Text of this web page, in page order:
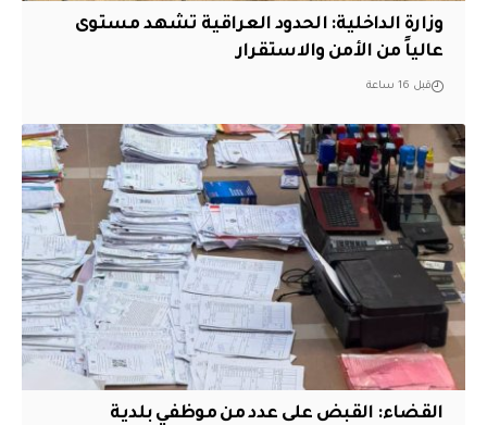
وزارة الداخلية: الحدود العراقية تشهد مستوى
عالياً من الأمن والاستقرار
قبل 16 ساعة
القضاء: القبض على عدد من موظفي بلدية